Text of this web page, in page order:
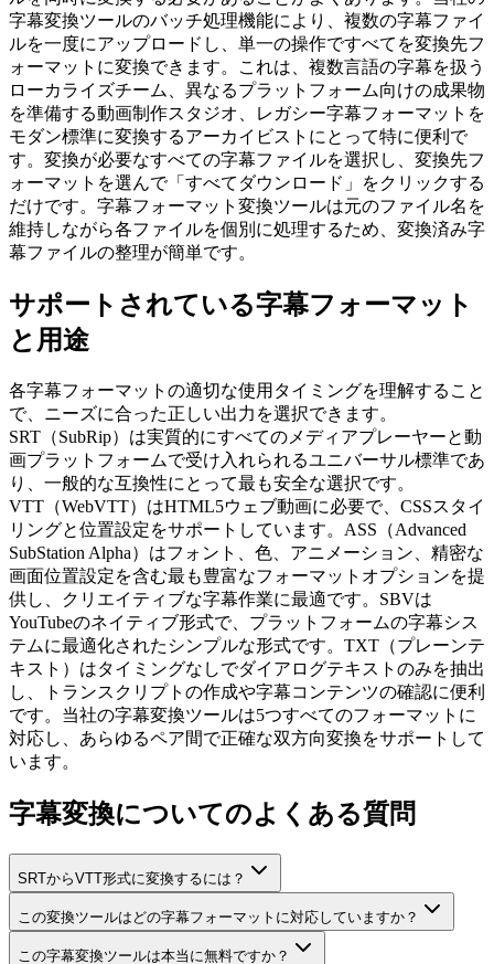
字幕変換ツールのバッチ処理機能により、複数の字幕ファイ
ルを一度にアップロードし、単一の操作ですべてを変換先フ
ォーマットに変換できます。これは、複数言語の字幕を扱う
ローカライズチーム、異なるプラットフォーム向けの成果物
を準備する動画制作スタジオ、レガシー字幕フォーマットを
モダン標準に変換するアーカイビストにとって特に便利で
す。変換が必要なすべての字幕ファイルを選択し、変換先フ
ォーマットを選んで「すべてダウンロード」をクリックする
だけです。字幕フォーマット変換ツールは元のファイル名を
維持しながら各ファイルを個別に処理するため、変換済み字
幕ファイルの整理が簡単です。
サポートされている字幕フォーマット
と用途
各字幕フォーマットの適切な使用タイミングを理解すること
で、ニーズに合った正しい出力を選択できます。
SRT（SubRip）は実質的にすべてのメディアプレーヤーと動
画プラットフォームで受け入れられるユニバーサル標準であ
り、一般的な互換性にとって最も安全な選択です。
VTT（WebVTT）はHTML5ウェブ動画に必要で、CSSスタイ
リングと位置設定をサポートしています。ASS（Advanced
SubStation Alpha）はフォント、色、アニメーション、精密な
画面位置設定を含む最も豊富なフォーマットオプションを提
供し、クリエイティブな字幕作業に最適です。SBVは
YouTubeのネイティブ形式で、プラットフォームの字幕シス
テムに最適化されたシンプルな形式です。TXT（プレーンテ
キスト）はタイミングなしでダイアログテキストのみを抽出
し、トランスクリプトの作成や字幕コンテンツの確認に便利
です。当社の字幕変換ツールは5つすべてのフォーマットに
対応し、あらゆるペア間で正確な双方向変換をサポートして
います。
字幕変換についてのよくある質問
SRTからVTT形式に変換するには？
この変換ツールはどの字幕フォーマットに対応していますか？
この字幕変換ツールは本当に無料ですか？